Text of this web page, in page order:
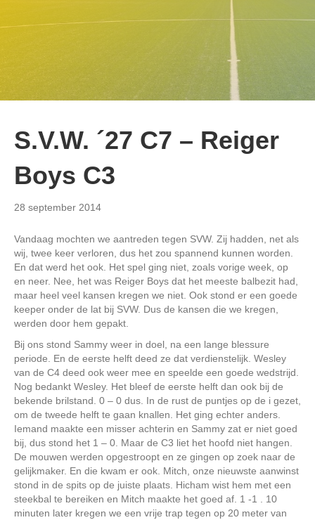
S.V.W. ´27 C7 – Reiger
Boys C3
28 september 2014
Vandaag mochten we aantreden tegen SVW. Zij hadden, net als
wij, twee keer verloren, dus het zou spannend kunnen worden.
En dat werd het ook. Het spel ging niet, zoals vorige week, op
en neer. Nee, het was Reiger Boys dat het meeste balbezit had,
maar heel veel kansen kregen we niet. Ook stond er een goede
keeper onder de lat bij SVW. Dus de kansen die we kregen,
werden door hem gepakt.
Bij ons stond Sammy weer in doel, na een lange blessure
periode. En de eerste helft deed ze dat verdienstelijk. Wesley
van de C4 deed ook weer mee en speelde een goede wedstrijd.
Nog bedankt Wesley. Het bleef de eerste helft dan ook bij de
bekende brilstand. 0 – 0 dus. In de rust de puntjes op de i gezet,
om de tweede helft te gaan knallen. Het ging echter anders.
Iemand maakte een misser achterin en Sammy zat er niet goed
bij, dus stond het 1 – 0. Maar de C3 liet het hoofd niet hangen.
De mouwen werden opgestroopt en ze gingen op zoek naar de
gelijkmaker. En die kwam er ook. Mitch, onze nieuwste aanwinst
stond in de spits op de juiste plaats. Hicham wist hem met een
steekbal te bereiken en Mitch maakte het goed af. 1 -1 . 10
minuten later kregen we een vrije trap tegen op 20 meter van